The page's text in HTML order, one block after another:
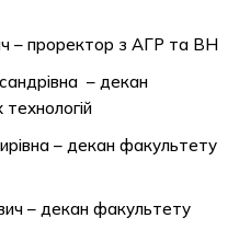
– проректор з АГР та ВН
– декан
– декан факультету
– декан факультету